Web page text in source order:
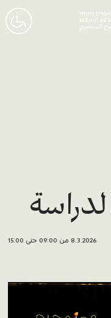
8.3.2026 من 09:00 حتى 15:00